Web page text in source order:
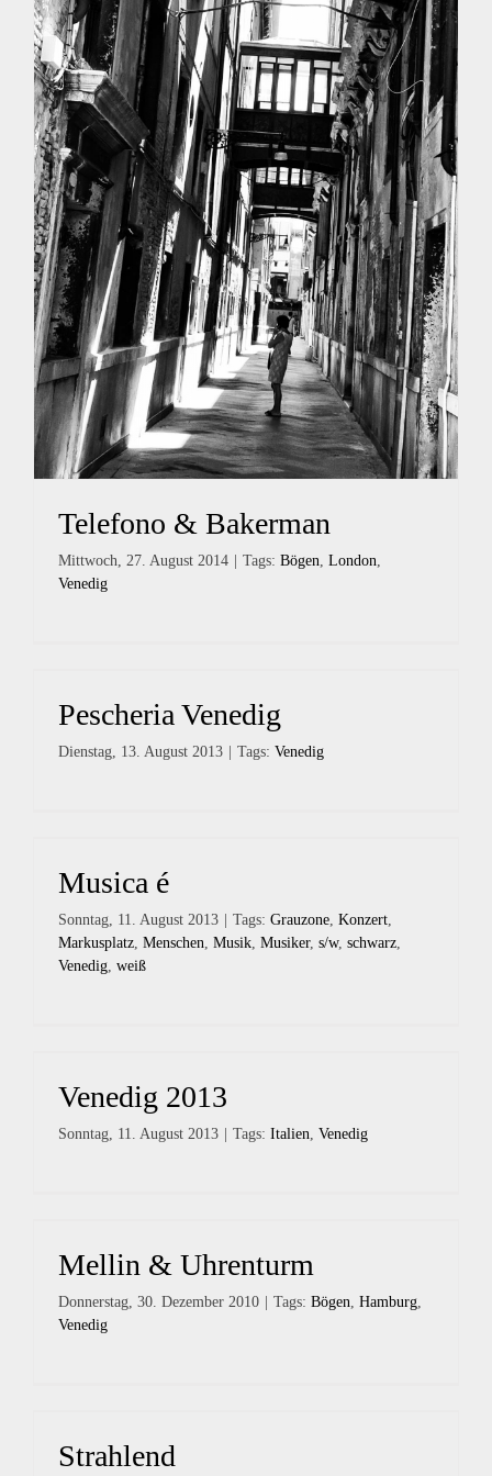
Telefono & Bakerman
Mittwoch, 27. August 2014 Tags: Bögen, London,
Venedig
Pescheria Venedig
Dienstag, 13. August 2013 Tags: Venedig
Musica é
Sonntag, 11. August 2013 Tags: Grauzone, Konzert,
Markusplatz, Menschen, Musik, Musiker, s/w, schwarz,
Venedig, weiß
Venedig 2013
Sonntag, 11. August 2013 Tags: Italien, Venedig
Mellin & Uhrenturm
Donnerstag, 30. Dezember 2010 Tags: Bögen, Hamburg,
Venedig
Strahlend